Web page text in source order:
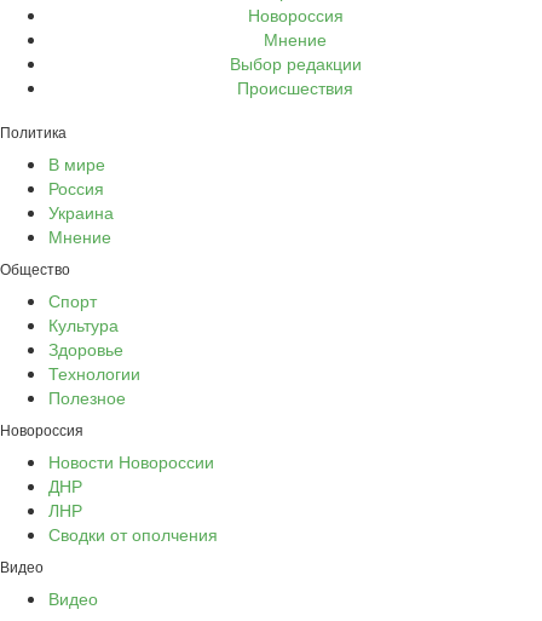
Новороссия
Мнение
Выбор редакции
Происшествия
Политика
В мире
Россия
Украина
Мнение
Общество
Спорт
Культура
Здоровье
Технологии
Полезное
Новороссия
Новости Новороссии
ДНР
ЛНР
Сводки от ополчения
Видео
Видео